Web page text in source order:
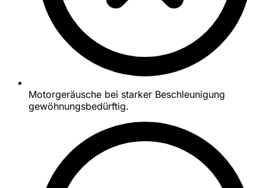
Motorgeräusche bei starker Beschleunigung
gewöhnungsbedürftig.